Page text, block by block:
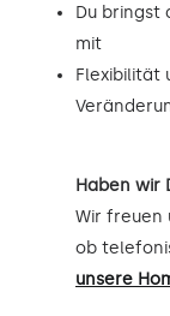
Du bringst
mit
Flexibilität
Haben wir
Wir freuen
ob
unsere